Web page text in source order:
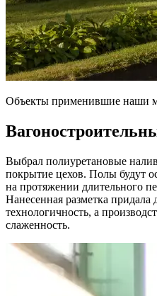
Объекты применившие наши
Выбрал полиуретановые
покрытие цехов. Полы будут
на протяжении длительного
Нанесенная разметка
технологичность, а
слаженность.